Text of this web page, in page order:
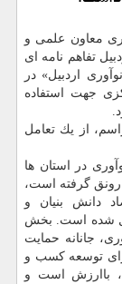
معاون علمی و
تفاهم نامه ای
اردبیل» در
جهت استفاده
از یك تعامل
در استان ها
گرفته است،
دانش بنیان و
شده است. بخش
جانانه حمایت
توسعه كسب و
باارزش است و